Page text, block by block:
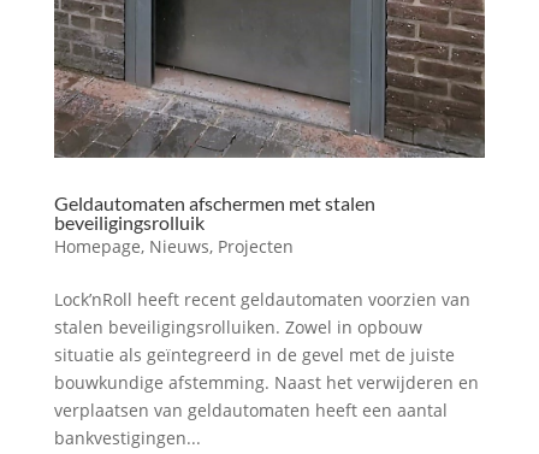
Geldautomaten afschermen met stalen
beveiligingsrolluik
Homepage, Nieuws, Projecten
Lock’nRoll heeft recent geldautomaten voorzien van
stalen beveiligingsrolluiken. Zowel in opbouw
situatie als geïntegreerd in de gevel met de juiste
bouwkundige afstemming. Naast het verwijderen en
verplaatsen van geldautomaten heeft een aantal
bankvestigingen...